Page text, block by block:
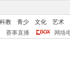
科教 青少 文化
艺术
赛事直播 网络